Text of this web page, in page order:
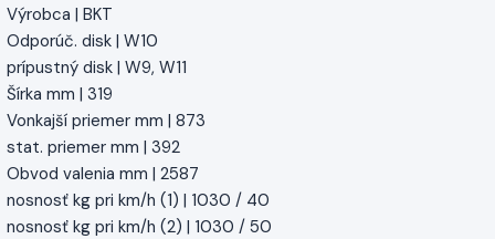
Výrobca | BKT
Odporúč. disk | W10
prípustný disk | W9, W11
Šírka mm | 319
Vonkajší priemer mm | 873
stat. priemer mm | 392
Obvod valenia mm | 2587
nosnosť kg pri km/h (1) | 1030 / 40
nosnosť kg pri km/h (2) | 1030 / 50